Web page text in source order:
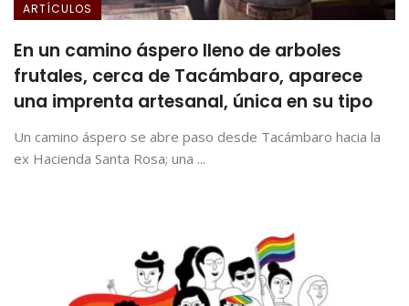
ARTÍCULOS
En un camino áspero lleno de arboles
frutales, cerca de Tacámbaro, aparece
una imprenta artesanal, única en su tipo
Un camino áspero se abre paso desde Tacámbaro hacia la
ex Hacienda Santa Rosa; una ...